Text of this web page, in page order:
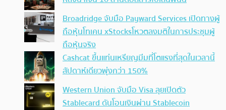
Broadridge จับมือ Payward Services เปิดทางผู้
ถือหุ้นโทเคน xStocksโหวตลงมติในการประชุมผู้
ถือหุ้นจริง
Cashcat ขึ้นแท่นเหรียญมีมที่โตแรงที่สุดในเวลานี้
สัปดาห์เดียวพุ่งกว่า 150%
Western Union จับมือ Visa ลุยเปิดตัว
Stablecard ดันโอนเงินผ่าน Stablecoin